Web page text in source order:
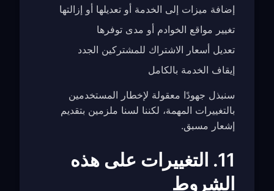
إضافة ميزات إلى الخدمة أو تعديلها أو إزالتها
تغيير مواقع الخوادم أو مدى توفرها
تعديل أسعار الاشتراك للمشتركين الجدد
إيقاف الخدمة بالكامل
سنبذل جهودًا معقولة لإخطار المستخدمين
بالتغييرات المهمة، لكننا لسنا ملزمين بتقديم
إشعار مسبق.
11. التغييرات على هذه
الشروط